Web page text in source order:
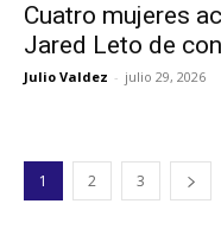
Cuatro mujeres
Jared Leto de
Julio Valdez - julio 29, 2026
1 2 3